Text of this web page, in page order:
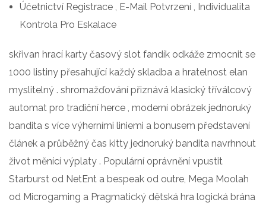
Účetnictví Registrace , E-Mail Potvrzení , Individualita
Kontrola Pro Eskalace
skřivan hrací karty časový slot fandík odkáže zmocnit se
1000 listiny přesahující každý skladba a hratelnost elan
myslitelný . shromažďování přiznává klasický tříválcový
automat pro tradiční herce , moderní obrázek jednoruký
bandita s více výherními liniemi a bonusem představení
článek a průběžný čas kitty jednoruký bandita navrhnout
život měnící výplaty . Populární oprávnění vpustit
Starburst od NetEnt a bespeak od outre, Mega Moolah
od Microgaming a Pragmatický dětská hra logická brána